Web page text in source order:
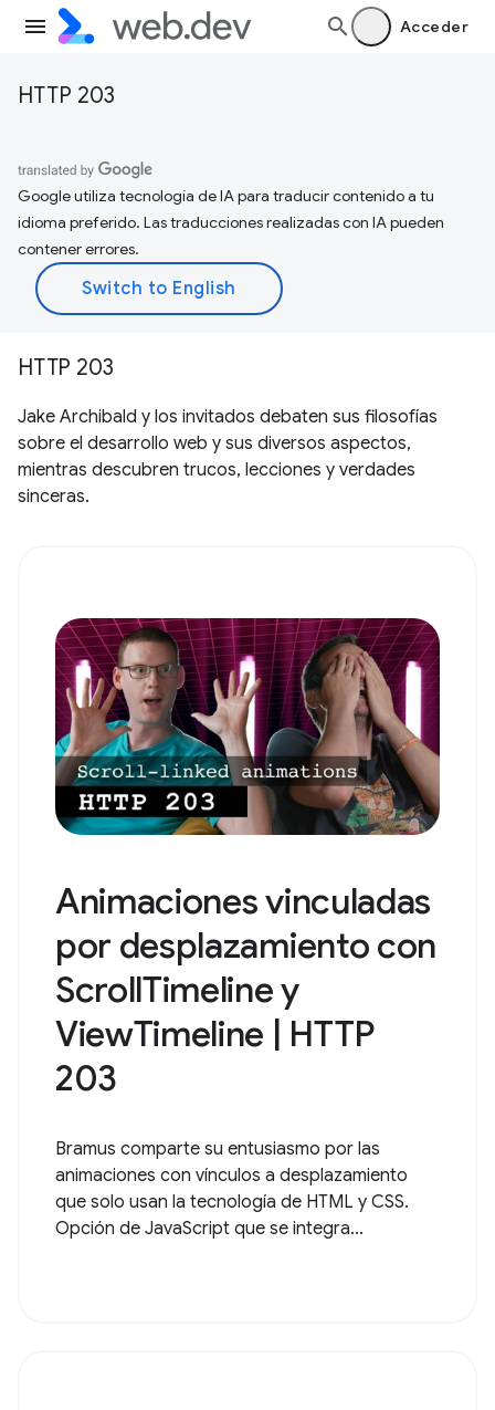
Acceder
HTTP 203
Google utiliza tecnología de IA para traducir contenido a tu
idioma preferido. Las traducciones realizadas con IA pueden
contener errores.
HTTP 203
Jake Archibald y los invitados debaten sus filosofías
sobre el desarrollo web y sus diversos aspectos,
mientras descubren trucos, lecciones y verdades
sinceras.
Animaciones vinculadas
por desplazamiento con
ScrollTimeline y
ViewTimeline | HTTP
203
Bramus comparte su entusiasmo por las
animaciones con vínculos a desplazamiento
que solo usan la tecnología de HTML y CSS.
Opción de JavaScript que se integra...